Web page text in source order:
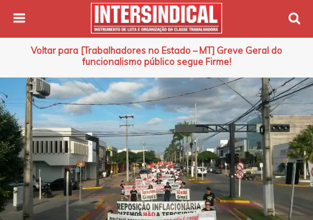
Voltar para [Trabalhadores no Estado – MT] Greve Geral do
funcionalismo público segue Firme!